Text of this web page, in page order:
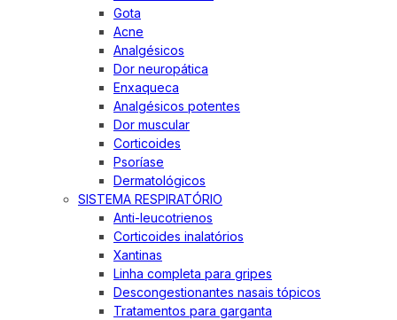
Gota
Acne
Analgésicos
Dor neuropática
Enxaqueca
Analgésicos potentes
Dor muscular
Corticoides
Psoríase
Dermatológicos
SISTEMA RESPIRATÓRIO
Anti-leucotrienos
Corticoides inalatórios
Xantinas
Linha completa para gripes
Descongestionantes nasais tópicos
Tratamentos para garganta